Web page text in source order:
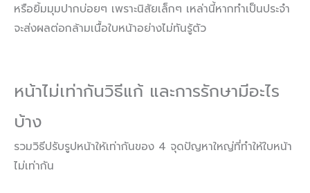
หรือยิ้มมุมปากบ่อยๆ เพราะนิสัยเล็กๆ เหล่านี้หากทำเป็นประจำ
จะส่งผลต่อกล้ามเนื้อใบหน้าอย่างไม่ทันรู้ตัว
หน้าไม่เท่ากันวิธีแก้ และการรักษามีอะไร
บ้าง
รวมวิธีปรับรูปหน้าให้เท่ากันของ 4 จุดปัญหาใหญ่ที่ทำให้ใบหน้า
ไม่เท่ากัน